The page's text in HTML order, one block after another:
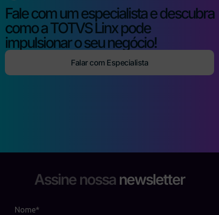
Fale com um especialista e descubra
como a TOTVS Linx pode
impulsionar o seu negócio!
Falar com Especialista
Assine nossa newsletter
Nome*